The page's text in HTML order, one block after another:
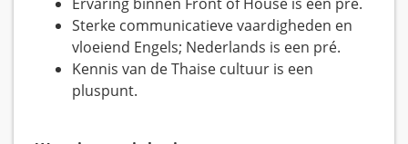
Sterke communicatieve vaardigheden en
vloeiend Engels; Nederlands is een pré.
Kennis van de Thaise cultuur is een
pluspunt.